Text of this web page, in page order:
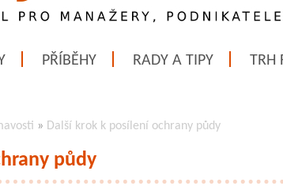
PŘÍBĚHY RADY A TIPY TRH
» Další krok k posílení ochrany půdy
půdy